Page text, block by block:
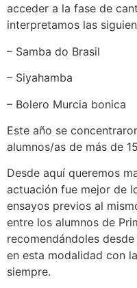
acceder a la fase de
interpretamos las
– Samba do Brasil
– Siyahamba
– Bolero Murcia bonica
Este año se
alumnos/as de más de
Desde aquí queremos
actuación fue mejor de
ensayos previos al
entre los alumnos de
recomendándoles
en esta modalidad con
siempre.